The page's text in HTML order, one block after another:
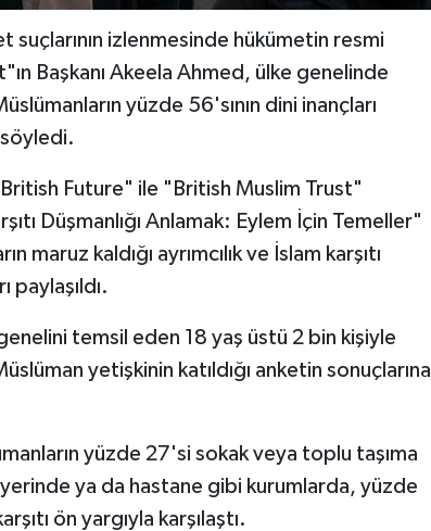
suçlarının izlenmesinde hükümetin resmi
Başkanı Akeela Ahmed, ülke genelinde
yüzde 56'sının dini inançları
söyledi.
Future" ile "British Muslim Trust"
Düşmanlığı Anlamak: Eylem İçin Temeller"
maruz kaldığı ayrımcılık ve İslam karşıtı
paylaşıldı.
temsil eden 18 yaş üstü 2 bin kişiyle
yetişkinin katıldığı anketin sonuçlarına
yüzde 27'si sokak veya toplu taşıma
ya da hastane gibi kurumlarda, yüzde
ön yargıyla karşılaştı.